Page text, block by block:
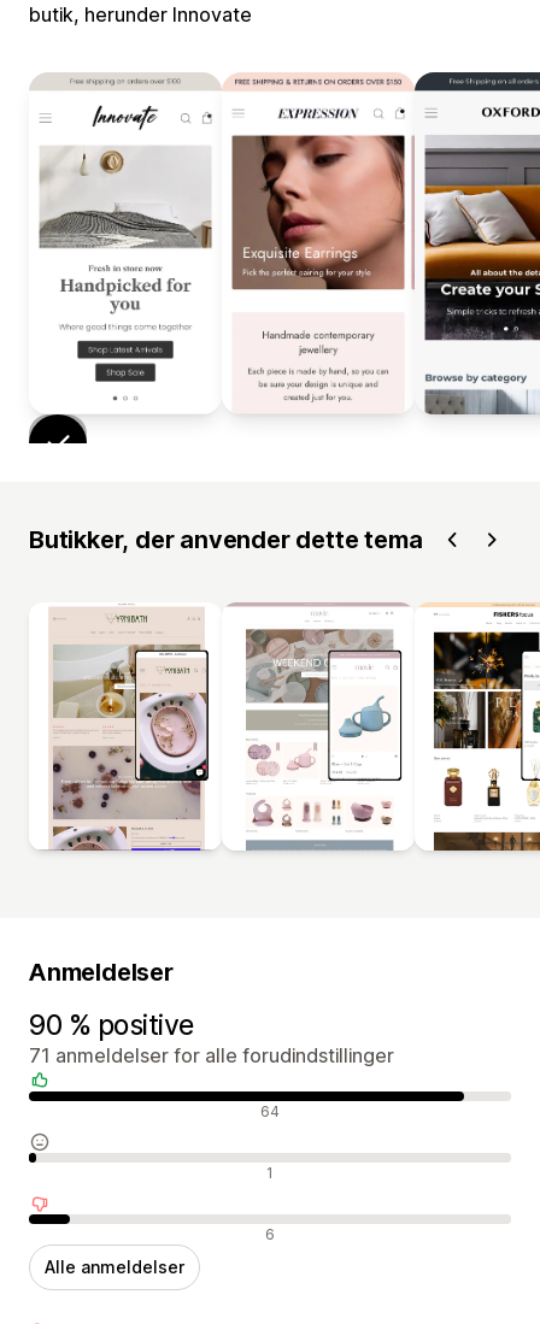
butik, herunder Innovate
Butikker, der anvender dette tema
Anmeldelser
90 % positive
71 anmeldelser for alle forudindstillinger
Positive anmeldelser 64
Neutrale anmeldelser 1
Negative anmeldelser 6
Alle anmeldelser